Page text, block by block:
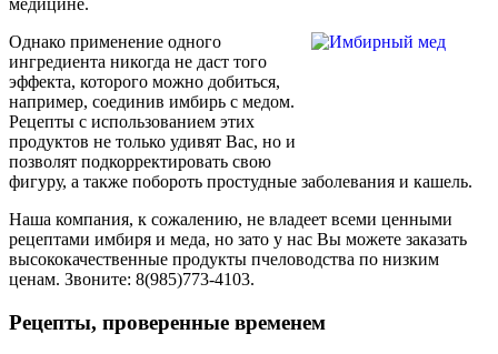
медицине.
Однако применение одного
ингредиента никогда не даст того
эффекта, которого можно добиться,
например, соединив имбирь с медом.
Рецепты с использованием этих
продуктов не только удивят Вас, но и
позволят подкорректировать свою
фигуру, а также побороть простудные заболевания и кашель.
Наша компания, к сожалению, не владеет всеми ценными
рецептами имбиря и меда, но зато у нас Вы можете заказать
высококачественные продукты пчеловодства по низким
ценам. Звоните: 8(985)773-4103.
Рецепты, проверенные временем